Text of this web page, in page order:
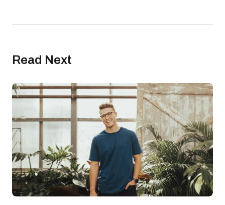
Read Next